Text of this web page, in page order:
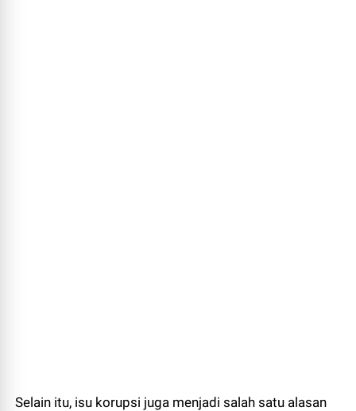
Selain itu, isu korupsi juga menjadi salah satu alasan